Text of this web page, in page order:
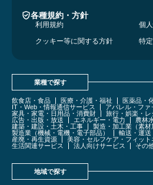
各種規約・方針
利用規約
個
クッキー等に関する方針
特
業種で探す
飲食店・食品 医療・介護・福祉 医薬品・
IT・Web・情報通信サービス
アパレル・ファ
家具・家電・日用品・消費財
旅行・娯楽・レ
広告・出版・放送
エネルギー・電力
農林
建築・建設・土木・工事
製造・加工業（素材
製造業（機械・電機・電子部品）
輸送・運送
産廃・再生資源
美容・セルフケア・フィット
生活関連サービス
法人向けサービス その
地域で探す